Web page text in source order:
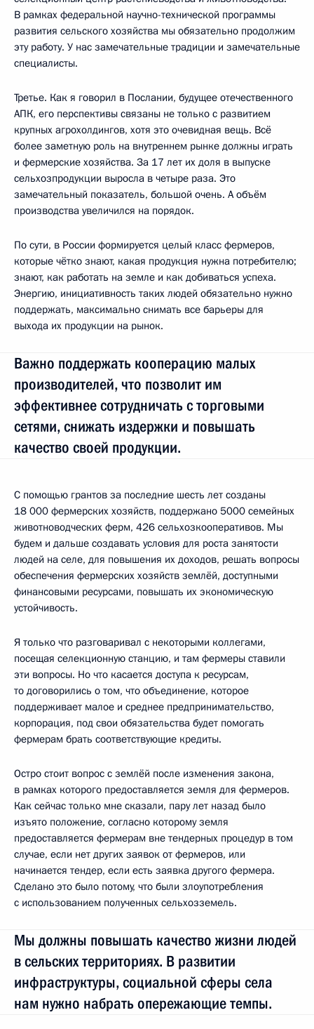
В рамках федеральной научно-технической программы
развития сельского хозяйства мы обязательно продолжим
эту работу. У нас замечательные традиции и замечательные
специалисты.
Третье. Как я говорил в Послании, будущее отечественного
АПК, его перспективы связаны не только с развитием
крупных агрохолдингов, хотя это очевидная вещь. Всё
более заметную роль на внутреннем рынке должны играть
и фермерские хозяйства. За 17 лет их доля в выпуске
сельхозпродукции выросла в четыре раза. Это
замечательный показатель, большой очень. А объём
производства увеличился на порядок.
По сути, в России формируется целый класс фермеров,
которые чётко знают, какая продукция нужна потребителю;
знают, как работать на земле и как добиваться успеха.
Энергию, инициативность таких людей обязательно нужно
поддержать, максимально снимать все барьеры для
выхода их продукции на рынок.
Важно поддержать кооперацию малых
производителей, что позволит им
эффективнее сотрудничать с торговыми
сетями, снижать издержки и повышать
качество своей продукции.
С помощью грантов за последние шесть лет созданы
18 000 фермерских хозяйств, поддержано 5000 семейных
животноводческих ферм, 426 сельхозкооперативов. Мы
будем и дальше создавать условия для роста занятости
людей на селе, для повышения их доходов, решать вопросы
обеспечения фермерских хозяйств землёй, доступными
финансовыми ресурсами, повышать их экономическую
устойчивость.
Я только что разговаривал с некоторыми коллегами,
посещая селекционную станцию, и там фермеры ставили
эти вопросы. Но что касается доступа к ресурсам,
то договорились о том, что объединение, которое
поддерживает малое и среднее предпринимательство,
корпорация, под свои обязательства будет помогать
фермерам брать соответствующие кредиты.
Остро стоит вопрос с землёй после изменения закона,
в рамках которого предоставляется земля для фермеров.
Как сейчас только мне сказали, пару лет назад было
изъято положение, согласно которому земля
предоставляется фермерам вне тендерных процедур в том
случае, если нет других заявок от фермеров, или
начинается тендер, если есть заявка другого фермера.
Сделано это было потому, что были злоупотребления
с использованием полученных сельхозземель.
Мы должны повышать качество жизни людей
в сельских территориях. В развитии
инфраструктуры, социальной сферы села
нам нужно набрать опережающие темпы.